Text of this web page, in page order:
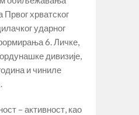
хрватског
ударног
6. Личке,
дивизије,
и чиниле
– активност, као